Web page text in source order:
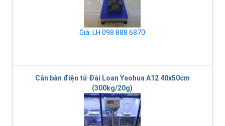
Giá: LH 098 888 6870
Cân bàn điện tử Đài Loan Yaohua A12 40x50cm
(300kg/20g)